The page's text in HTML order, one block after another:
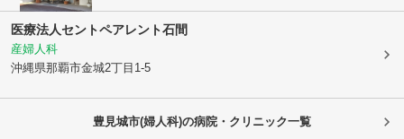
医療法人セントペアレント石間
産婦人科
沖縄県那覇市金城2丁目1-5
豊見城市(婦人科)の病院・クリニック一覧